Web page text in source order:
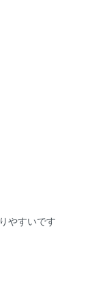
やすいです